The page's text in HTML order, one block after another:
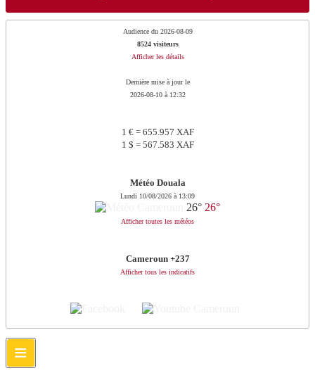
Audience du 2026-08-09
8524 visiteurs
Afficher les détails
Dernière mise à jour le
2026-08-10 à 12:32
1 € = 655.957 XAF
1 $ = 567.583 XAF
Météo Douala
Lundi 10/08/2026 à 13:09
26° 26°
Afficher toutes les météos
Cameroun +237
Afficher tous les indicatifs
≡